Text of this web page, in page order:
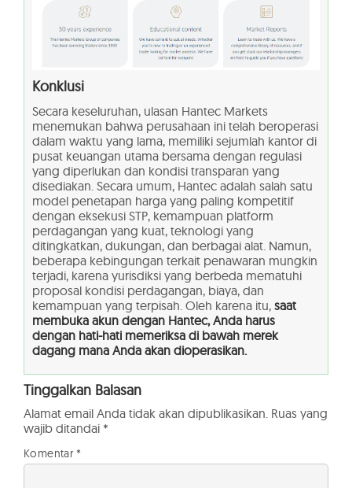
Konklusi
Secara keseluruhan, ulasan Hantec Markets
menemukan bahwa perusahaan ini telah beroperasi
dalam waktu yang lama, memiliki sejumlah kantor di
pusat keuangan utama bersama dengan regulasi
yang diperlukan dan kondisi transparan yang
disediakan. Secara umum, Hantec adalah salah satu
model penetapan harga yang paling kompetitif
dengan eksekusi STP, kemampuan platform
perdagangan yang kuat, teknologi yang
ditingkatkan, dukungan, dan berbagai alat. Namun,
beberapa kebingungan terkait penawaran mungkin
terjadi, karena yurisdiksi yang berbeda mematuhi
proposal kondisi perdagangan, biaya, dan
kemampuan yang terpisah. Oleh karena itu, saat
membuka akun dengan Hantec, Anda harus
dengan hati-hati memeriksa di bawah merek
dagang mana Anda akan dioperasikan.
Tinggalkan Balasan
Alamat email Anda tidak akan dipublikasikan. Ruas yang
wajib ditandai *
Komentar *